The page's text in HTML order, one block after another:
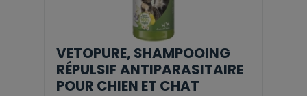
VETOPURE, SHAMPOOING
RÉPULSIF ANTIPARASITAIRE
POUR CHIEN ET CHAT